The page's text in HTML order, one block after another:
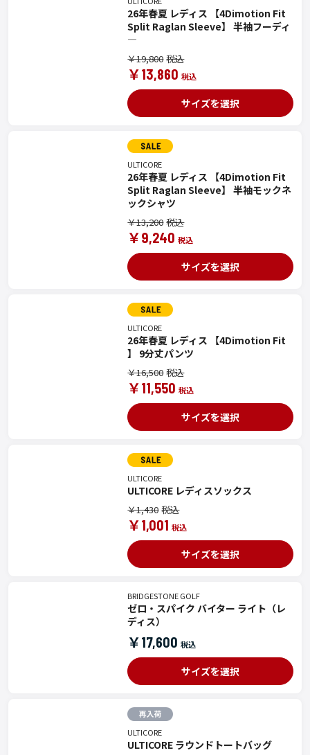
26年春夏 レディス 【4Dimotion Fit
Split Raglan Sleeve】 半袖フーディ
―
￥19,800
￥13,860
サイズを選択
ULTICORE
26年春夏 レディス 【4Dimotion Fit
Split Raglan Sleeve】 半袖モックネ
ックシャツ
￥13,200
￥9,240
サイズを選択
ULTICORE
26年春夏 レディス 【4Dimotion Fit
】 9分丈パンツ
￥16,500
￥11,550
サイズを選択
ULTICORE
ULTICORE レディスソックス
￥1,430
￥1,001
サイズを選択
BRIDGESTONE GOLF
ゼロ・スパイク バイター ライト（レ
ディス）
￥17,600
サイズを選択
ULTICORE
ULTICORE ラウンドトートバッグ